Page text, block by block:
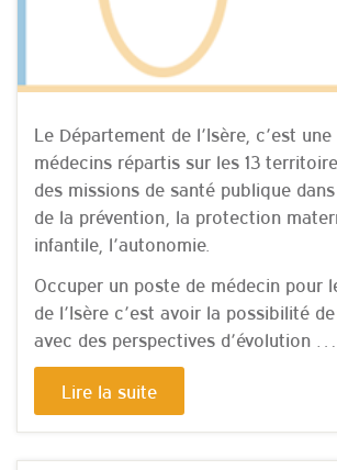
Le Département de l’Isère, c’est
médecins répartis sur les 13
des missions de santé publique
de la prévention, la protection
infantile, l’autonomie.
Occuper un poste de médecin pour
de l’Isère c’est avoir la possibilité
avec des perspectives d’évolution …
Lire la suite